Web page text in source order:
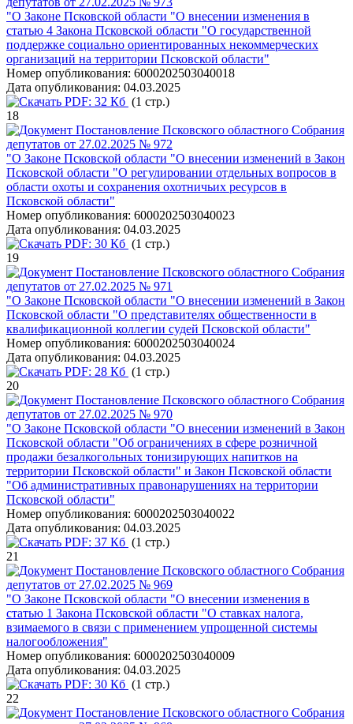
"О Законе Псковской области "О внесении изменения в
статью 4 Закона Псковской области "О государственной
поддержке социально ориентированных некоммерческих
организаций на территории Псковской области"
Номер опубликования: 6000202503040018
Дата опубликования: 04.03.2025
PDF: 32 Кб (1 стр.)
18
Постановление Псковского областного Собрания
депутатов от 27.02.2025 № 972
"О Законе Псковской области "О внесении изменений в Закон
Псковской области "О регулировании отдельных вопросов в
области охоты и сохранения охотничьих ресурсов в
Псковской области"
Номер опубликования: 6000202503040023
Дата опубликования: 04.03.2025
PDF: 30 Кб (1 стр.)
19
Постановление Псковского областного Собрания
депутатов от 27.02.2025 № 971
"О Законе Псковской области "О внесении изменений в Закон
Псковской области "О представителях общественности в
квалификационной коллегии судей Псковской области"
Номер опубликования: 6000202503040024
Дата опубликования: 04.03.2025
PDF: 28 Кб (1 стр.)
20
Постановление Псковского областного Собрания
депутатов от 27.02.2025 № 970
"О Законе Псковской области "О внесении изменений в Закон
Псковской области "Об ограничениях в сфере розничной
продажи безалкогольных тонизирующих напитков на
территории Псковской области" и Закон Псковской области
"Об административных правонарушениях на территории
Псковской области"
Номер опубликования: 6000202503040022
Дата опубликования: 04.03.2025
PDF: 37 Кб (1 стр.)
21
Постановление Псковского областного Собрания
депутатов от 27.02.2025 № 969
"О Законе Псковской области "О внесении изменения в
статью 1 Закона Псковской области "О ставках налога,
взимаемого в связи с применением упрощенной системы
налогообложения"
Номер опубликования: 6000202503040009
Дата опубликования: 04.03.2025
PDF: 30 Кб (1 стр.)
22
Постановление Псковского областного Собрания